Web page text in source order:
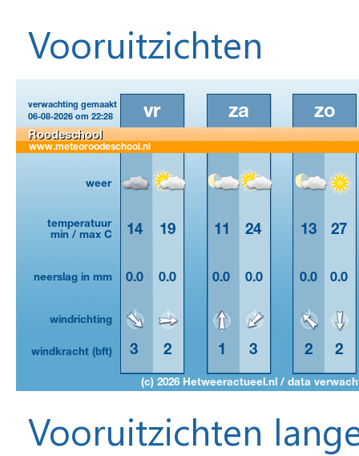
Vooruitzichten
Vooruitzichten